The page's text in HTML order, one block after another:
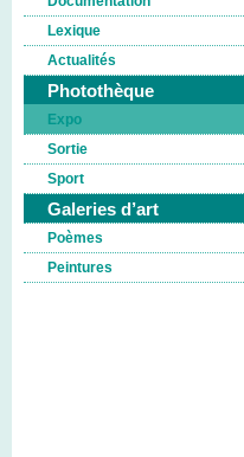
Lexique
Actualités
Photothèque
Expo
Sortie
Sport
Galeries d’art
Poèmes
Peintures